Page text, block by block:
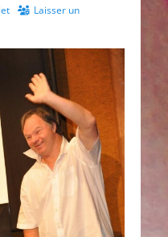
Laisser un